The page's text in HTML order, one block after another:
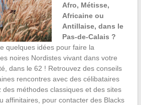
Afro, Métisse,
Africaine ou
Antillaise, dans le
Pas-de-Calais ?
quelques idées pour faire la
noires Nordistes vivant dans votre
dans le 62 ! Retrouvez des conseils
rencontres avec des célibataires
méthodes classiques et des sites
affinitaires, pour contacter des Blacks